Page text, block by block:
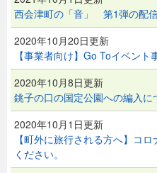
西会津町の「音」 第1弾の配
2020年10月20日更新
【事業者向け】Go Toイベント
2020年10月8日更新
銚子の口の国定公園への編入に
2020年10月1日更新
【町外に旅行される方へ】コ
ください。